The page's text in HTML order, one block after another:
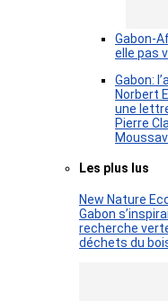
Gabon-
elle pas
Gabon:
Norbert
une
Pierre
Les plus lus
New Nature
Gabon
recherche
déchets du